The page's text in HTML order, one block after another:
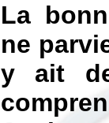
La
ne
y ait